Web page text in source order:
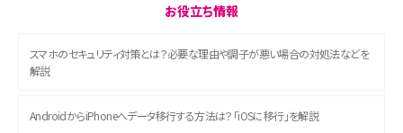
お役立ち情報
スマホのセキュリティ対策とは？必要な理由や調子が悪い場合の対処法などを
解説
AndroidからiPhoneへデータ移行する方法は？「iOSに移行」を解説